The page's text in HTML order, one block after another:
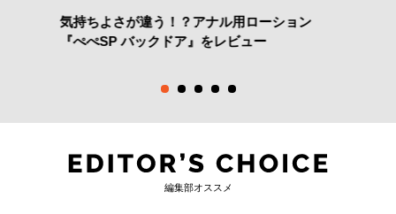
気持ちよさが違う！？アナル用ローション
『ぺぺSP バックドア』をレビュー
編集部オススメ